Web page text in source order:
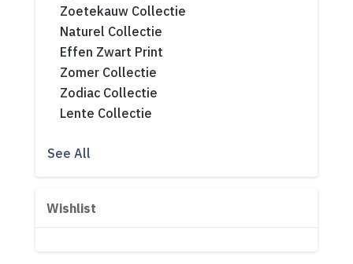
Zoetekauw Collectie
Naturel Collectie
Effen Zwart Print
Zomer Collectie
Zodiac Collectie
Lente Collectie
See All
Wishlist